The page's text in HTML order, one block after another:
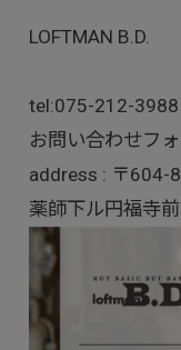
LOFTMAN B.D.
tel:075-212-3988
お問い合わせフ
address : 〒604-
薬師下ル円福寺